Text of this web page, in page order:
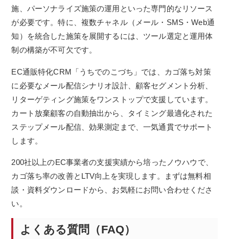
施、パーソナライズ施策の運用といった専門的なリソース
が必要です。特に、複数チャネル（メール・SMS・Web通
知）を統合した施策を展開するには、ツール選定と運用体
制の構築が不可欠です。
EC通販特化CRM「うちでのこづち」では、カゴ落ち対策
に必要なメール配信シナリオ設計、顧客セグメント分析、
リターゲティング施策をワンストップで支援しています。
カート放棄顧客の自動抽出から、タイミング最適化された
ステップメール配信、効果測定まで、一気通貫でサポート
します。
200社以上のEC事業者の支援実績から培ったノウハウで、
カゴ落ち率の改善とLTV向上を実現します。まずは無料相
談・資料ダウンロードから、お気軽にお問い合わせくださ
い。
よくある質問（FAQ）